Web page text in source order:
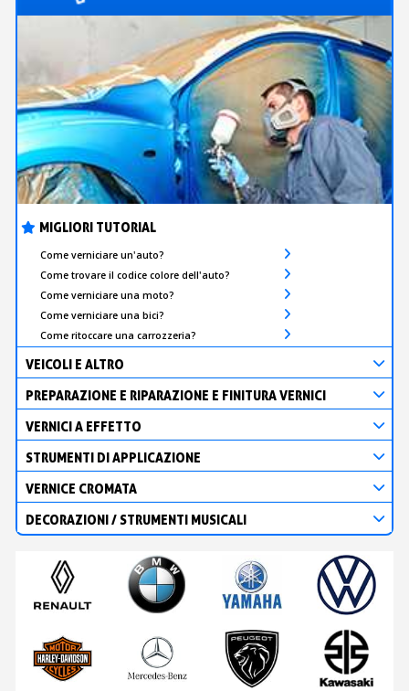
MIGLIORI TUTORIAL
Come verniciare un'auto?
Come trovare il codice colore dell'auto?
Come verniciare una moto?
Come verniciare una bici?
Come ritoccare una carrozzeria?
VEICOLI E ALTRO
PREPARAZIONE E RIPARAZIONE E FINITURA VERNICI
VERNICI A EFFETTO
STRUMENTI DI APPLICAZIONE
VERNICE CROMATA
DECORAZIONI / STRUMENTI MUSICALI